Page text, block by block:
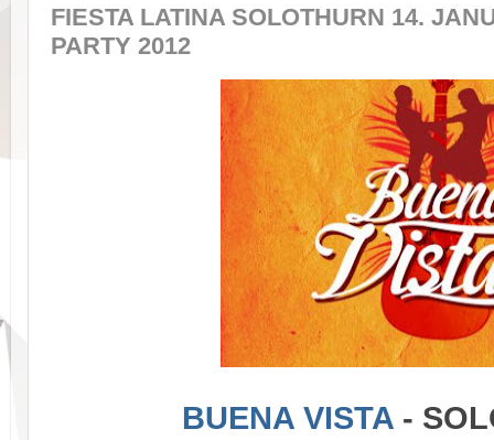
FIESTA LATINA SOLOTHURN 14.
PARTY 2012
BUENA VISTA -